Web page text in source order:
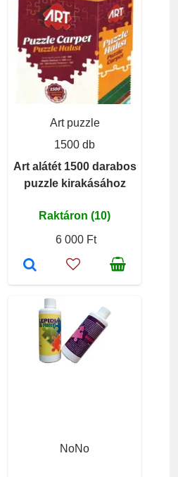
Art puzzle
1500 db
Art alátét 1500 darabos
puzzle kirakásához
Raktáron (10)
6 000 Ft
NoNo